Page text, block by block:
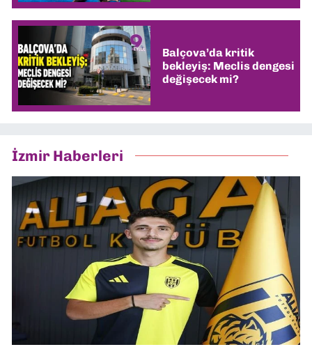
Balçova’da kritik
bekleyiş: Meclis dengesi
değişecek mi?
İzmir Haberleri